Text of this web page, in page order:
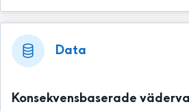
Data
Konsekvensbaserade